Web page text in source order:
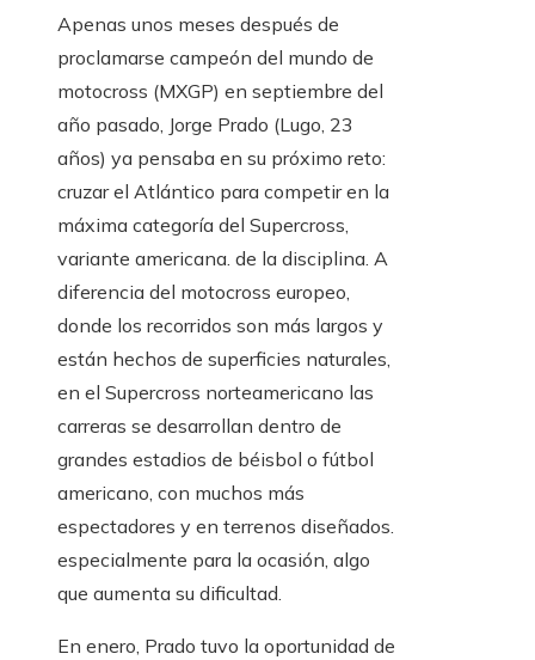
Apenas unos meses después de
proclamarse campeón del mundo de
motocross (MXGP) en septiembre del
año pasado, Jorge Prado (Lugo, 23
años) ya pensaba en su próximo reto:
cruzar el Atlántico para competir en la
máxima categoría del Supercross,
variante americana. de la disciplina. A
diferencia del motocross europeo,
donde los recorridos son más largos y
están hechos de superficies naturales,
en el Supercross norteamericano las
carreras se desarrollan dentro de
grandes estadios de béisbol o fútbol
americano, con muchos más
espectadores y en terrenos diseñados.
especialmente para la ocasión, algo
que aumenta su dificultad.
En enero, Prado tuvo la oportunidad de